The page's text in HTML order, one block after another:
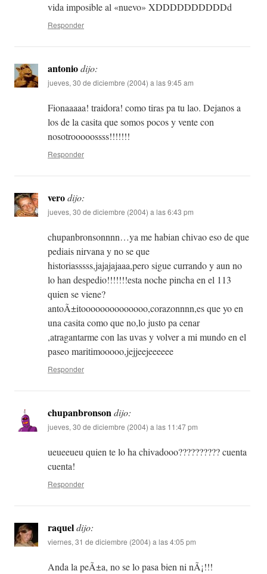
vida imposible al «nuevo» XDDDDDDDDDDd
Responder
antoniodijo:
jueves, 30 de diciembre (2004) a las 9:45 am
Fionaaaaa! traidora! como tiras pa tu lao. Dejanos a
los de la casita que somos pocos y vente con
nosotrooooossss!!!!!!!
Responder
verodijo:
jueves, 30 de diciembre (2004) a las 6:43 pm
chupanbronsonnnn…ya me habian chivao eso de que
pediais nirvana y no se que
historiasssss,jajajajaaa,pero sigue currando y aun no
lo han despedio!!!!!!!esta noche pincha en el 113
quien se viene?
antoÃ±itoooooooooooooo,corazonnnn,es que yo en
una casita como que no,lo justo pa cenar
,atragantarme con las uvas y volver a mi mundo en el
paseo maritimooooo,jejjeejeeeeee
Responder
chupanbronsondijo:
jueves, 30 de diciembre (2004) a las 11:47 pm
ueueeueu quien te lo ha chivadooo?????????? cuenta
cuenta!
Responder
raqueldijo:
viernes, 31 de diciembre (2004) a las 4:05 pm
Anda la peÃ±a, no se lo pasa bien ni nÃ¡!!!